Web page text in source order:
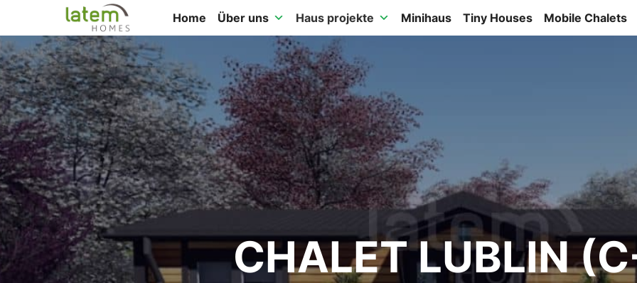
Home Über uns Haus projekte Minihaus Tiny Houses Mobile Chalets
CHALET LUBLIN